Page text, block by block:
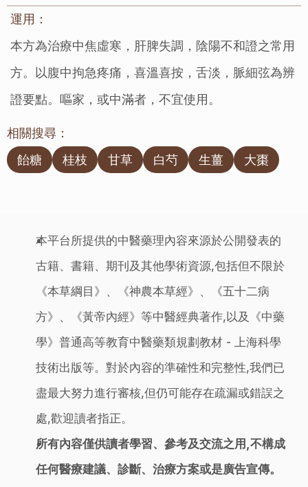
運用：
本方為治療中焦虛寒，肝脾失調，陰陽不和證之常用
方。以腹中拘急疼痛，喜溫喜按，舌淡，脈細弦為辨
證要點。嘔家，或中滿者，不宜使用。
相關搜尋：
飴糖
桂枝 甘草 白芍 生薑 大棗
本平台所提供的中醫藥理內容來源於公開發表的
古籍、書籍、期刊及其他學術資源,包括但不限於
《本草綱目》、《神農本草經》、《五十二病
方》、《黃帝內經》等中醫經典著作,以及《中藥
學》普通高等教育中醫藥類規劃教材 - 上海科學
技術出版等。對於內容的準確性和完整性,我們已
盡最大努力進行審核,但仍可能存在疏漏或錯誤之
處,歡迎讀者指正。
所有內容僅供讀者學習、參考及交流之用,不構成
任何醫療建議、診斷、治療方案或是廣告宣傳。